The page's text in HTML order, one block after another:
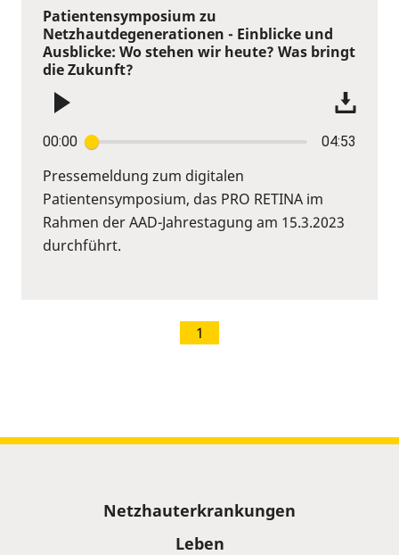
Patientensymposium zu
Netzhautdegenerationen - Einblicke und
Ausblicke: Wo stehen wir heute? Was bringt
die Zukunft?
00:00 04:53
Pressemeldung zum digitalen
Patientensymposium, das PRO RETINA im
Rahmen der AAD-Jahrestagung am 15.3.2023
durchführt.
1
Netzhauterkrankungen
Leben